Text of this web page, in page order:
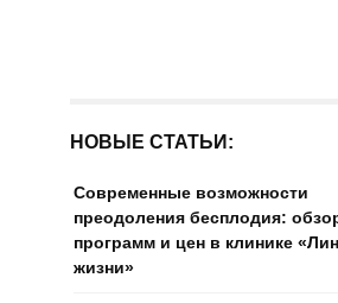
НОВЫЕ СТАТЬИ:
Современные возможности
преодоления бесплодия:
программ и цен в клинике
жизни»